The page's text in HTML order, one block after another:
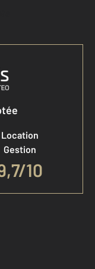
Location
Gestion
10